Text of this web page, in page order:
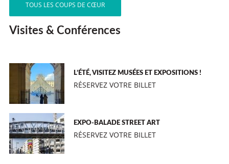
TOUS LES COUPS DE CŒUR
Visites & Conférences
L’ÉTÉ, VISITEZ MUSÉES ET EXPOSITIONS !
RÉSERVEZ VOTRE BILLET
EXPO-BALADE STREET ART
RÉSERVEZ VOTRE BILLET